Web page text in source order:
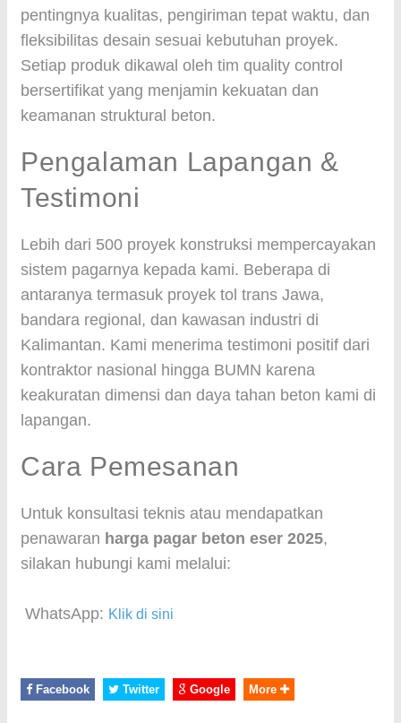
pentingnya kualitas, pengiriman tepat waktu, dan
fleksibilitas desain sesuai kebutuhan proyek.
Setiap produk dikawal oleh tim quality control
bersertifikat yang menjamin kekuatan dan
keamanan struktural beton.
Pengalaman Lapangan &
Testimoni
Lebih dari 500 proyek konstruksi mempercayakan
sistem pagarnya kepada kami. Beberapa di
antaranya termasuk proyek tol trans Jawa,
bandara regional, dan kawasan industri di
Kalimantan. Kami menerima testimoni positif dari
kontraktor nasional hingga BUMN karena
keakuratan dimensi dan daya tahan beton kami di
lapangan.
Cara Pemesanan
Untuk konsultasi teknis atau mendapatkan
penawaran harga pagar beton eser 2025,
silakan hubungi kami melalui:
WhatsApp: Klik di sini
Facebook Twitter Google More